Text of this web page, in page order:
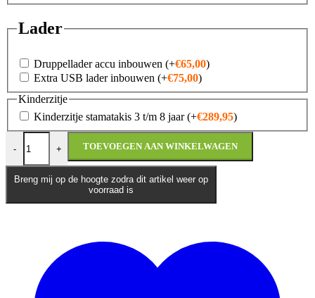
Lader
Druppellader accu inbouwen (+€65,00)
Extra USB lader inbouwen (+€75,00)
Kinderzitje
Kinderzitje stamatakis 3 t/m 8 jaar(+€289,95)
-
NIU UQi GT aantal
+ TOEVOEGEN AAN WINKELWAGEN
Breng mij op de hoogte zodra dit artikel weer op
voorraad is